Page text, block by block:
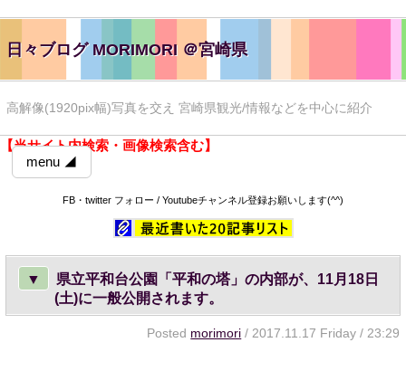
日々ブログ MORIMORI ＠宮崎県
高解像(1920pix幅)写真を交え 宮崎県観光/情報などを中心に紹介
【当サイト内検索・画像検索含む】
menu ◢
FB・twitter フォロー / Youtubeチャンネル登録お願いします(^^)
▼
県立平和台公園「平和の塔」の内部が、11月18日
(土)に一般公開されます。
Posted morimori / 2017.11.17 Friday / 23:29